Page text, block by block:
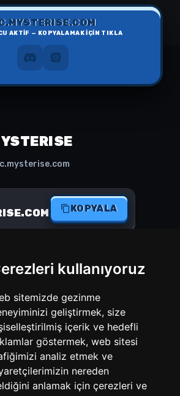
kullanıyoruz
sitemizde gezinme
geliştirmek, size
içerik ve hedefli
göstermek, web sitesi
analiz etmek ve
nereden
anlamak için çerezleri ve
AKTİF — KOPYALAMAK İÇİN TIKLA
KOPYALA
Instagram
TERCIHLER
Türkçe
USD